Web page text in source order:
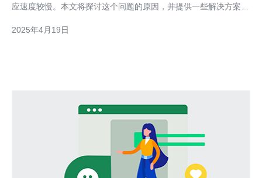
应速度较慢。本文将探讨这个问题的原因，并提供一些解决方案。
科技国家，互联网使用率非常高。用户对服务器的需求量很大，这
2025年4月19日